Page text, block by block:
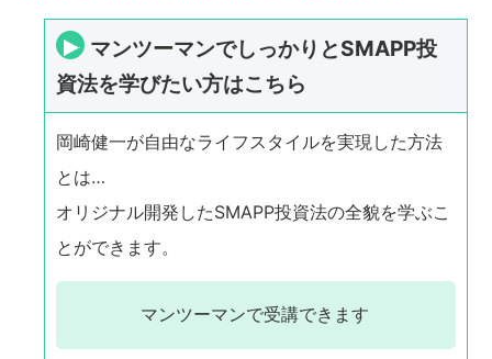
マンツーマンでしっかりとSMAPP投
資法を学びたい方はこちら
岡崎健一が自由なライフスタイルを実現した方法
とは…
オリジナル開発したSMAPP投資法の全貌を学ぶこ
とができます。
マンツーマンで受講できます